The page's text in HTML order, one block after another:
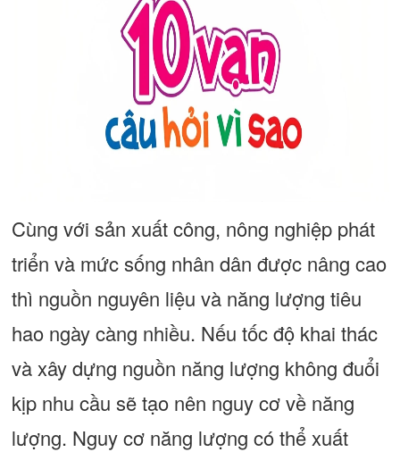
Cùng với sản xuất công, nông nghiệp phát
triển và mức sống nhân dân được nâng cao
thì nguồn nguyên liệu và năng lượng tiêu
hao ngày càng nhiều. Nếu tốc độ khai thác
và xây dựng nguồn năng lượng không đuổi
kịp nhu cầu sẽ tạo nên nguy cơ về năng
lượng. Nguy cơ năng lượng có thể xuất